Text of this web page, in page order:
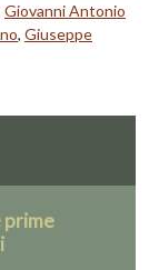
Giovanni Antonio
, Giuseppe
prime